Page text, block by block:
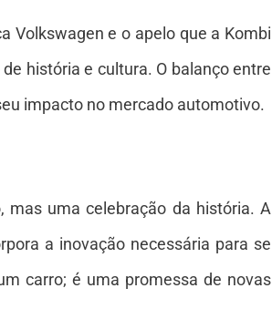
Volkswagen e o apelo que a Kombi
história e cultura. O balanço entre
impacto no mercado automotivo.
mas uma celebração da história. A
a inovação necessária para se
carro; é uma promessa de novas